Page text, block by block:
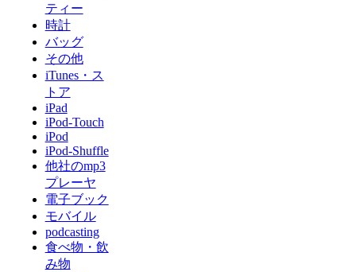
ティー
時計
バッグ
その他
iTunes・ス
トア
iPad
iPod-Touch
iPod
iPod-Shuffle
他社のmp3
プレーヤ
電子ブック
モバイル
podcasting
食べ物・飲
み物